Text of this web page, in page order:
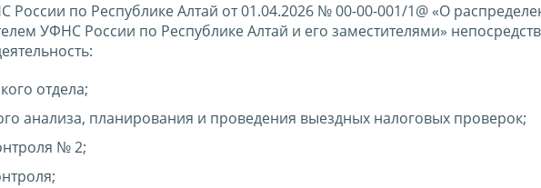
России по Республике Алтай от 01.04.2026 № 00-00-001/1@ «О
УФНС России по Республике Алтай и его заместителями»
отдела;
анализа, планирования и проведения выездных налоговых проверок;
№ 2;